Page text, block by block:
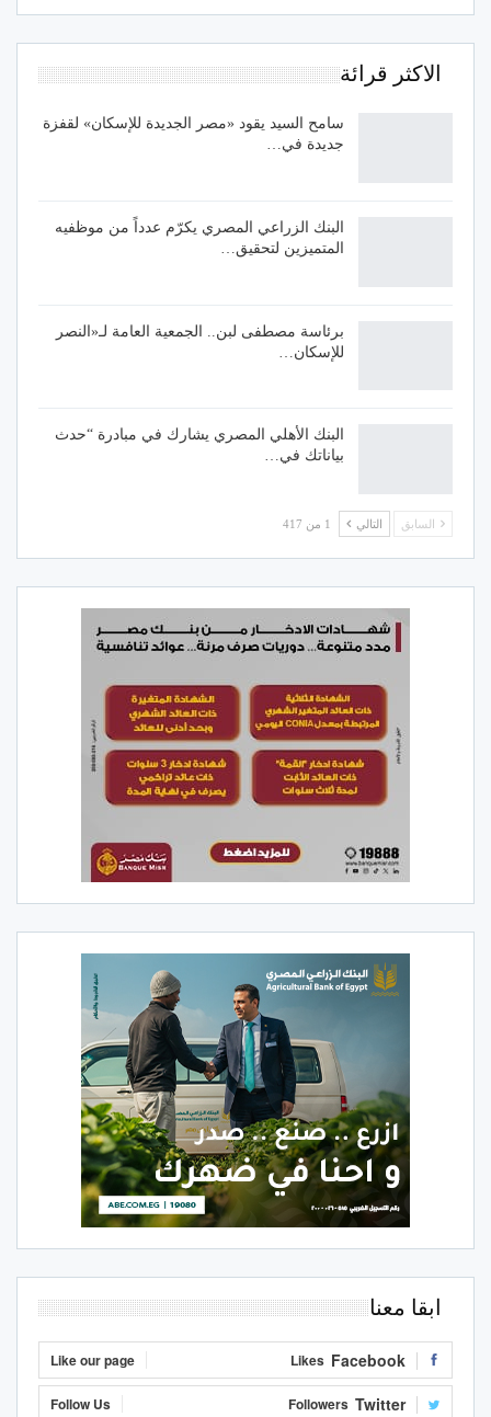
الاكثر قرائة
سامح السيد يقود «مصر الجديدة للإسكان» لقفزة
جديدة في…
البنك الزراعي المصري يكرّم عدداً من موظفيه
المتميزين لتحقيق…
برئاسة مصطفى لبن.. الجمعية العامة لـ«النصر
للإسكان…
البنك الأهلي المصري يشارك في مبادرة “حدث
بياناتك في…
السابق التالي 1 من 417
ابقا معنا
Facebook
Likes
Like our page
Twitter
Followers
Follow Us